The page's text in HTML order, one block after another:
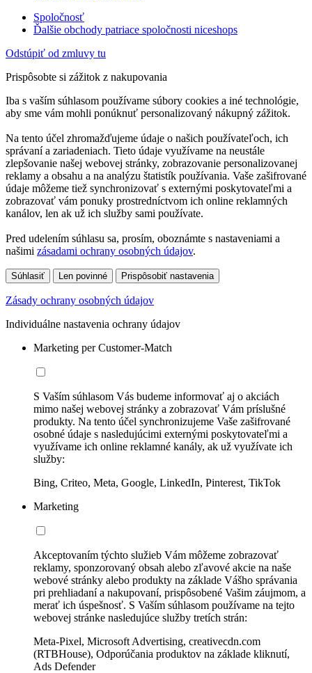
Spoločnosť
Ďalšie obchody patriace spoločnosti niceshops
Odstúpiť od zmluvy tu
Prispôsobte si zážitok z nakupovania
Iba s vaším súhlasom používame súbory cookies a iné technológie,
aby sme vám mohli ponúknuť personalizovaný nákupný zážitok.
Na tento účel zhromažďujeme údaje o našich používateľoch, ich
správaní a zariadeniach. Tieto údaje využívame na neustále
zlepšovanie našej webovej stránky, zobrazovanie personalizovanej
reklamy a obsahu a na analýzu štatistík používania. Vaše zašifrované
údaje môžeme tiež synchronizovať s externými poskytovateľmi a
zobrazovať vám ponuky prostredníctvom ich online reklamných
kanálov, len ak už ich služby sami používate.
Pred udelením súhlasu sa, prosím, oboznámte s nastaveniami a
našimi zásadami ochrany osobných údajov.
Súhlasiť Len povinné Prispôsobiť nastavenia
Zásady ochrany osobných údajov
Individuálne nastavenia ochrany údajov
Marketing per Customer-Match
S Vaším súhlasom Vás budeme informovať aj o akciách
mimo našej webovej stránky a zobrazovať Vám príslušné
produkty. Na tento účel synchronizujeme Vaše zašifrované
osobné údaje s nasledujúcimi externými poskytovateľmi a
využívame ich online reklamné kanály, ak už využívate ich
služby:
Bing, Criteo, Meta, Google, LinkedIn, Pinterest, TikTok
Marketing
Akceptovaním týchto služieb Vám môžeme zobrazovať
reklamy, sponzorovaný obsah alebo zľavové akcie na naše
webové stránky alebo produkty na základe Vášho správania
pri prehliadaní a nakupovaní, prispôsobené Vašim záujmom, a
merať ich úspešnosť. S Vaším súhlasom používame na tejto
webovej stránke nasledujúce služby tretích strán:
Meta-Pixel, Microsoft Advertising, creativecdn.com
(RTBHouse), Odporúčania produktov na základe kliknutí,
Ads Defender